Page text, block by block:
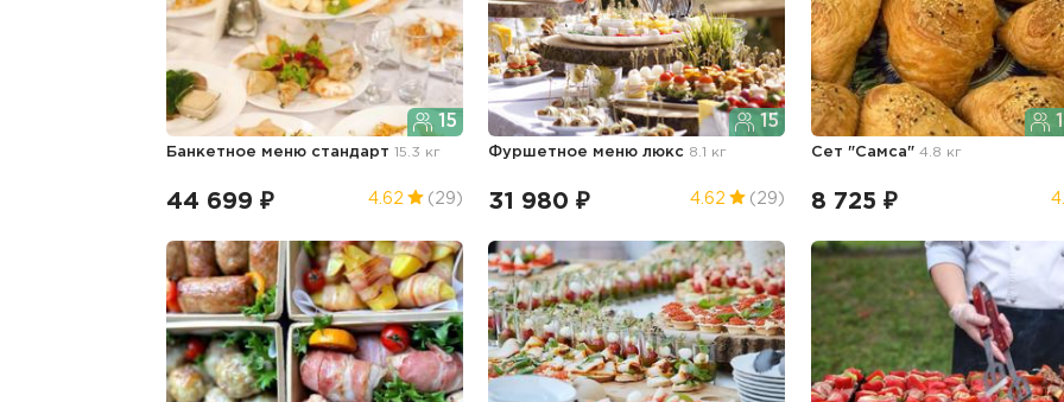
15
Банкетное меню стандарт 15.3 кг
44 699 ₽ 4.62 (29)
15
Фуршетное меню люкс 8.1 кг
31 980 ₽ 4.62 (29)
Сет "Самса" 4.8 кг
8 725 ₽